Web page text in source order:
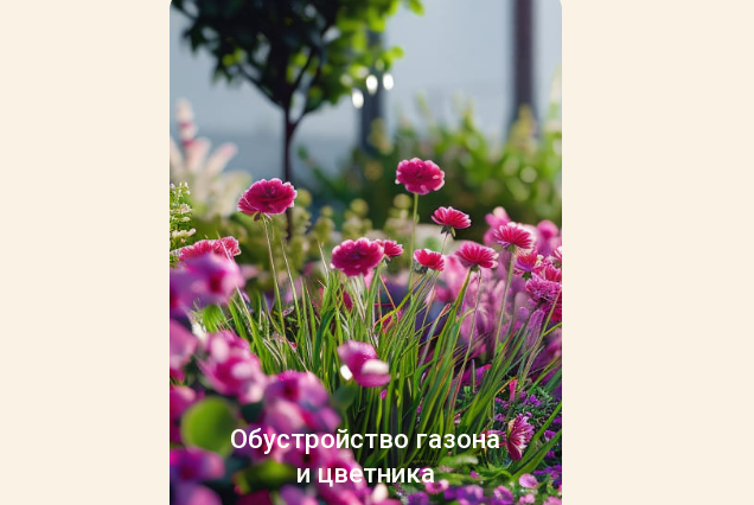
Обустройство газона
и цветника